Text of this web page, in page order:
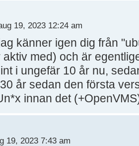
19, 2023 12:24 am
känner igen dig från
med) och är
i ungefär 10 år nu,
år sedan den första
innan det
19, 2023 7:43 am